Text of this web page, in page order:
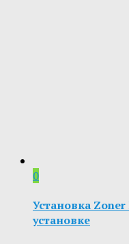
0
Установка
установке